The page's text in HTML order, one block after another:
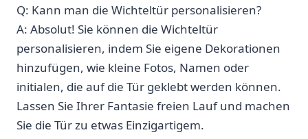
Q:‍ Kann man die Wichteltür personalisieren?
A: Absolut! Sie⁣ können ⁢die Wichteltür
personalisieren, indem Sie eigene⁣ Dekorationen
⁤hinzufügen, wie kleine Fotos, Namen oder
initialen, die auf die Tür‌ geklebt werden können.
Lassen Sie Ihrer Fantasie⁣ freien Lauf und ‍machen
Sie die Tür zu etwas Einzigartigem.